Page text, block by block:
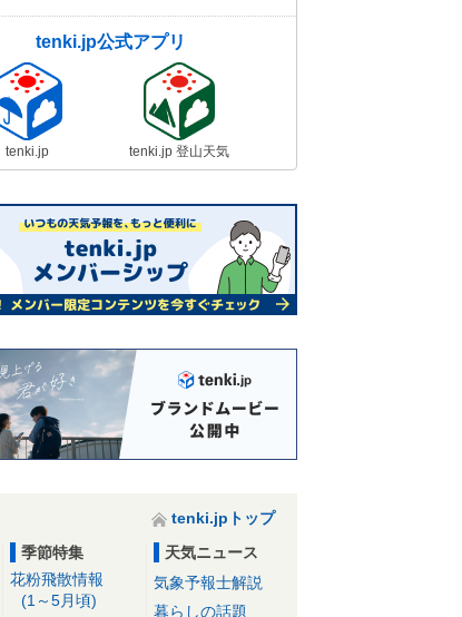
しい寒さ 2週間天気
18日11:05
交通障害に警戒 日本海側は大雪
東海や近畿も積雪か 18日以降も道
路影響「大」
18日09:40
温は前日より大幅低下 関東も真冬
の寒さに逆戻り
18日06:44
強烈寒波 18日～19日は1回目のピ
畿も積雪か
18日05:45
tenki.jp公式アプリ
tenki.jp tenki.jp 登山天気
tenki.jpトップ
季節特集
花粉飛散情報
(1～5月頃)
天気ニュース
気象予報士解説
暮らしの話題